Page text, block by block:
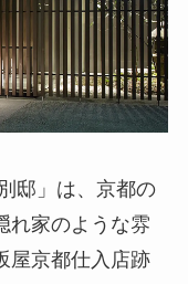
邸」は、京都の
れ家のような雰
屋京都仕入店跡